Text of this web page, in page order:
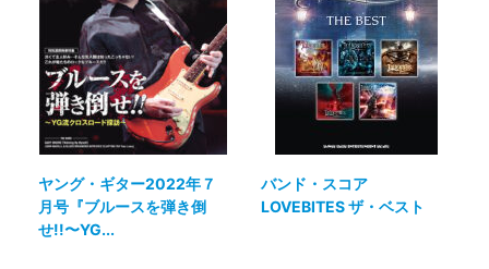
ヤング・ギター2022年７
月号『ブルースを弾き倒
せ!!〜YG...
バンド・スコア
LOVEBITES ザ・ベスト